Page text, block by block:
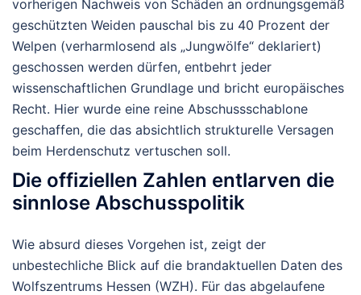
vorherigen Nachweis von Schäden an ordnungsgemäß
geschützten Weiden pauschal bis zu 40 Prozent der
Welpen (verharmlosend als „Jungwölfe“ deklariert)
geschossen werden dürfen, entbehrt jeder
wissenschaftlichen Grundlage und bricht europäisches
Recht. Hier wurde eine reine Abschussschablone
geschaffen, die das absichtlich strukturelle Versagen
beim Herdenschutz vertuschen soll.
Die offiziellen Zahlen entlarven die
sinnlose Abschusspolitik
Wie absurd dieses Vorgehen ist, zeigt der
unbestechliche Blick auf die brandaktuellen Daten des
Wolfszentrums Hessen (WZH). Für das abgelaufene